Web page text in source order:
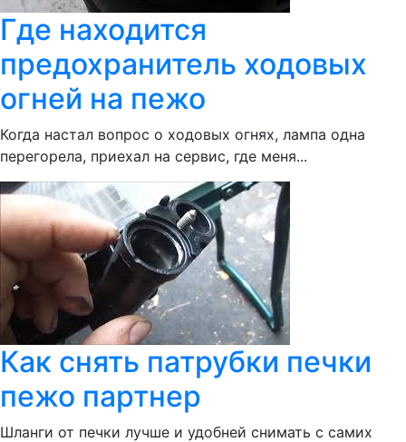
Где находится
предохранитель ходовых
огней на пежо
Когда настал вопрос о ходовых огнях, лампа одна
перегорела, приехал на сервис, где меня...
Как снять патрубки печки
пежо партнер
Шланги от печки лучше и удобней снимать с самих